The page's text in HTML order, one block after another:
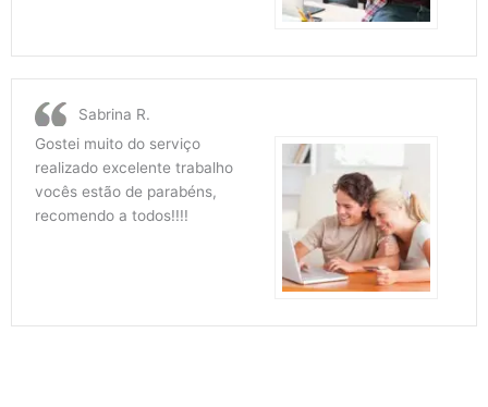
Sabrina R.
Gostei muito do serviço
realizado excelente trabalho
vocês estão de parabéns,
recomendo a todos!!!!